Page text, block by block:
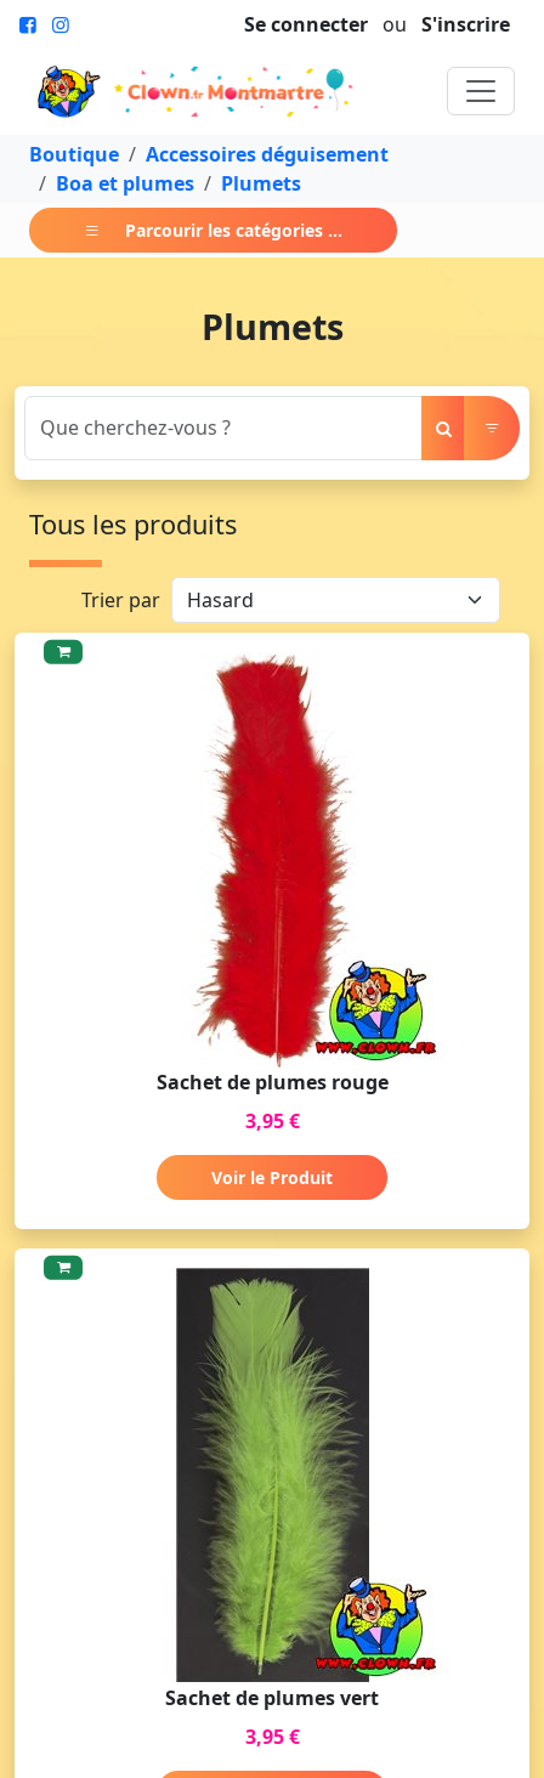
Se connecter ou S'inscrire
Boutique
Accessoires déguisement
Boa et plumes
Plumets
Parcourir les catégories ...
Plumets
Tous les produits
Trier par
Sachet de plumes rouge
3,95 €
Voir le Produit
Sachet de plumes vert
3,95 €